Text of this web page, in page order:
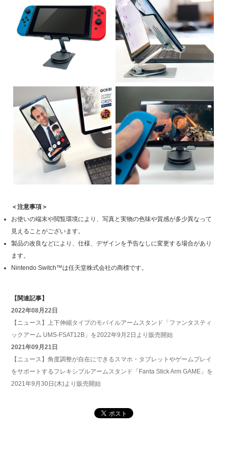
＜注意事項＞
お使いの端末や閲覧環境により、写真と実物の色味や質感が多少異なって
見えることがございます。
製品の改良などにより、仕様、デザインを予告なしに変更する場合があり
ます。
Nintendo Switch™は任天堂株式会社の商標です。
【関連記事】
2022年08月22日
【ニュース】上下伸縮タイプのモバイルアームスタンド「ファンタスティ
ックアーム UMS-FSAT12B」を2022年9月2日より販売開始
2021年09月21日
【ニュース】角度調整が自在にできるスマホ・タブレットやゲームプレイ
をサポートするフレキシブルアームスタンド「Fanta Stick Arm GAME」を
2021年9月30日(木)より販売開始